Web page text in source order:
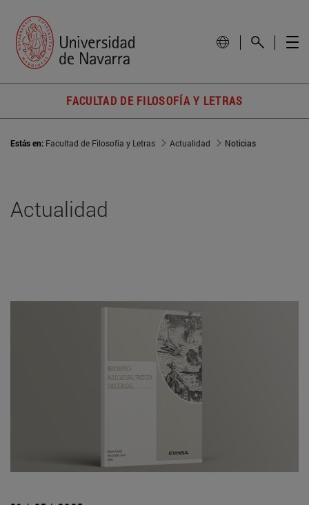
FACULTAD DE FILOSOFÍA Y LETRAS
Estás en: Facultad de Filosofía y Letras Actualidad Noticias
Actualidad